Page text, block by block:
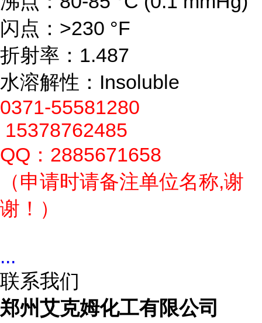
闪点：>230 °F
折射率：1.487
水溶解性：Insoluble
0371-55581280
15378762485
QQ：2885671658
（申请时请备注单位名称,谢
谢！）
...
联系我们
郑州艾克姆化工有限公司